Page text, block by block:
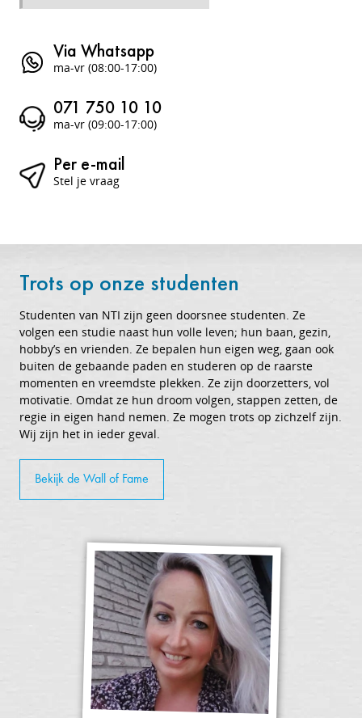
Via Whatsapp
ma-vr (08:00-17:00)
071 750 10 10
ma-vr (09:00-17:00)
Per e-mail
Stel je vraag
Trots op onze studenten
Studenten van NTI zijn geen doorsnee studenten. Ze
volgen een studie naast hun volle leven; hun baan, gezin,
hobby’s en vrienden. Ze bepalen hun eigen weg, gaan ook
buiten de gebaande paden en studeren op de raarste
momenten en vreemdste plekken. Ze zijn doorzetters, vol
motivatie. Omdat ze hun droom volgen, stappen zetten, de
regie in eigen hand nemen. Ze mogen trots op zichzelf zijn.
Wij zijn het in ieder geval.
Bekijk de Wall of Fame